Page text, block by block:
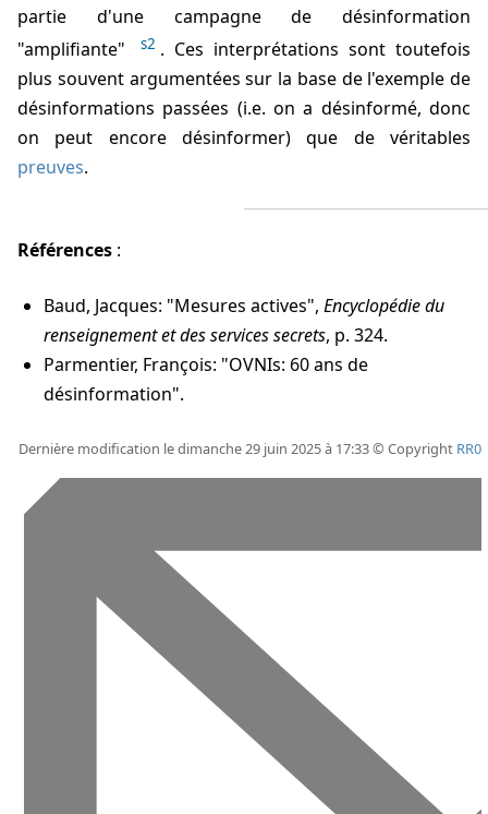
partie d'une campagne de désinformation
"amplifiante"
s2 . Ces interprétations sont toutefois
plus souvent argumentées sur la base de l'exemple de
désinformations passées (i.e. on a désinformé, donc
on peut encore désinformer) que de véritables
preuves.
Références :
Baud, Jacques: "Mesures actives", Encyclopédie du
renseignement et des services secrets, p. 324.
Parmentier, François: "OVNIs: 60 ans de
désinformation".
Dernière modification le dimanche 29 juin 2025 à 17:33 © Copyright RR0